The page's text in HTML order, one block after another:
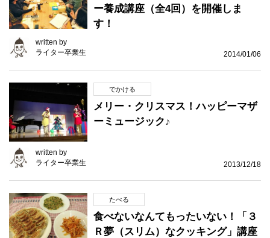
ー養成講座（全4回）を開催しま
す！
written by
ライター卒業生
2014/01/06
でかける
メリー・クリスマス！ハッピーマザ
ーミュージック♪
written by
ライター卒業生
2013/12/18
たべる
食べないなんてもったいない！「３
Ｒ夢（スリム）なクッキング」講座